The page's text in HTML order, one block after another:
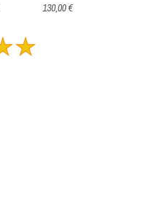
130,00 €